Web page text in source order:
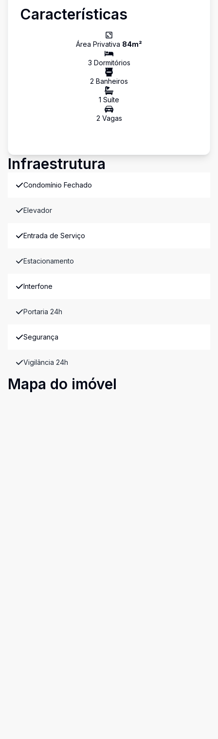
Características
Área Privativa 84m²
3 Dormitórios
2 Banheiros
1 Suíte
2 Vagas
Infraestrutura
Condomínio Fechado
Elevador
Entrada de Serviço
Estacionamento
Interfone
Portaria 24h
Segurança
Vigilância 24h
Mapa do imóvel